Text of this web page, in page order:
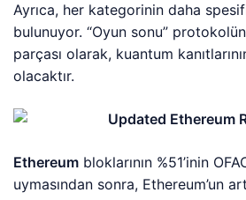
Ayrıca, her kategorinin daha
bulunuyor. “Oyun sonu”
parçası olarak, kuantum
olacaktır.
Ethereum bloklarının %51’inin
uymasından sonra, Ethereum’un